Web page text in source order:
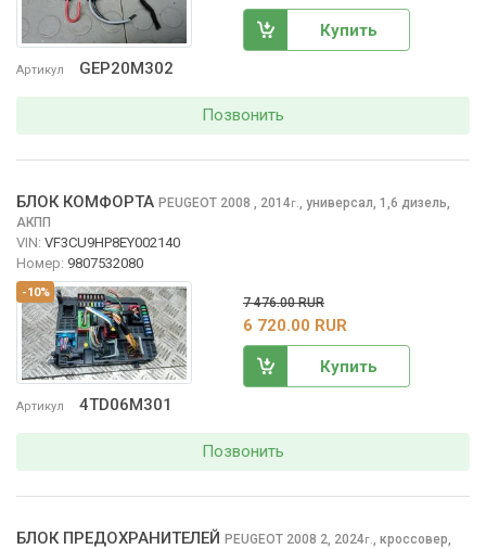
Артикул GEP20M302
Купить
Позвонить
-10%
Артикул 4TD06M301
БЛОК КОМФОРТА PEUGEOT 2008 , 2014г.
универсал, 1,6 дизель,
АКПП
VIN: VF3CU9HP8EY002140
Номер: 9807532080
7 476.00 RUR
6 720.00 RUR
Купить
Позвонить
БЛОК ПРЕДОХРАНИТЕЛЕЙ PEUGEOT 2008 2, 2024г. кроссовер,